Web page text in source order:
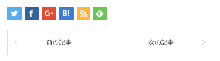
前の記事 次の記事